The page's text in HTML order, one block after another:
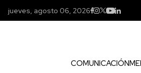
jueves, agosto 06, 2026
COMUNICACIÓN